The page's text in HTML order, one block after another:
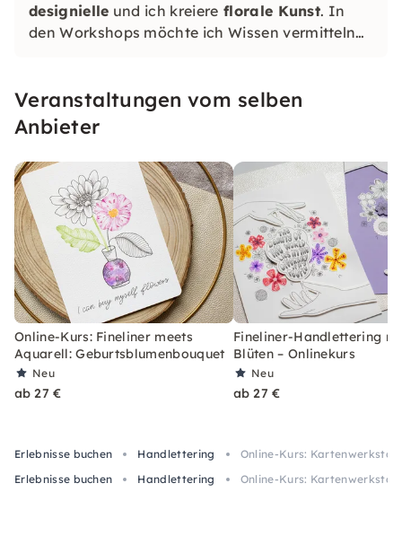
designielle und ich kreiere florale Kunst. In
den Workshops möchte ich Wissen vermitteln
individuell auf Fragen ein.
Veranstaltungen vom selben
Anbieter
Online-Kurs: Fineliner meets
Aquarell: Geburtsblumenbouquet
Neu
ab 27 €
Fineliner-Handlettering
Blüten – Onlinekurs
Neu
ab 27 €
Erlebnisse buchen Handlettering
Online-Kurs:
Erlebnisse buchen
Handlettering Online-Kurs: